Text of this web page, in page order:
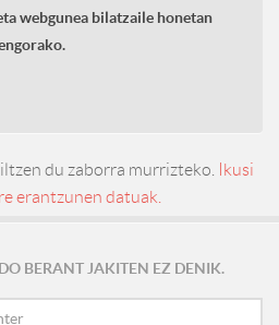
webgunea bilatzaile honetan
du zaborra murrizteko.
Ikusi
erantzunen datuak.
BERANT JAKITEN EZ DENIK.